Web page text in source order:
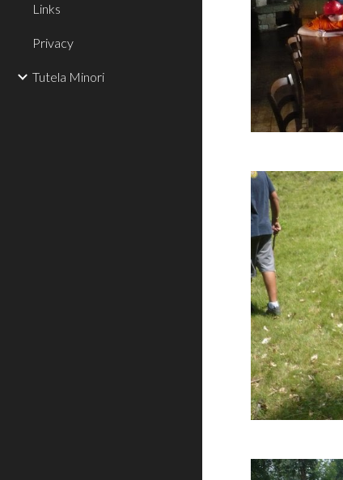
Links
Privacy
Tutela Minori